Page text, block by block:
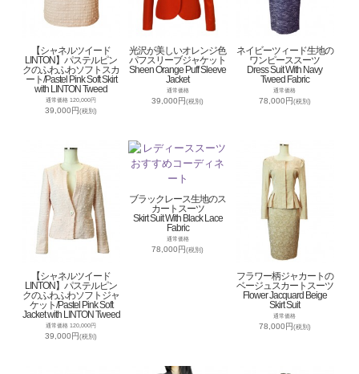
【シャネルツイード
LINTON】パステルピン
クのふわふわソフトスカ
ート/Pastel Pink Soft Skirt
with LINTON Tweed
通常価格 120,000円
39,000円(税別)
光沢が美しいオレンジ色
パフスリーブジャケット
Sheen Orange Puff Sleeve
Jacket
通常価格
39,000円(税別)
ネイビーツィード生地の
ワンピーススーツ
Dress Suit With Navy
Tweed Fabric
通常価格
78,000円(税別)
【シャネルツイード
LINTON】パステルピン
クのふわふわソフトジャ
ケット/Pastel Pink Soft
Jacket with LINTON Tweed
通常価格 120,000円
39,000円(税別)
ブラックレース生地のス
カートスーツ
Skirt Suit With Black Lace
Fabric
通常価格
78,000円(税別)
フラワー柄ジャカートの
ベージュスカートスーツ
Flower Jacquard Beige
Skirt Suit
通常価格
78,000円(税別)